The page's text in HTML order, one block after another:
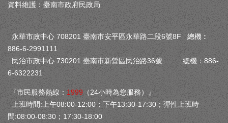
資料維護：臺南市政府民政局
永華市政中心 708201 臺南市安平區永華路二段6號8F 總機︰
886-6-2991111
民治市政中心 730201 臺南市新營區民治路36號 總機：886-
6-6322231
『市民服務熱線： 1999 （24小時為您服務）』
上班時間:上午08:00-12:00；下午13:30-17:30；彈性上班時
間:08:00-08:30；17:30-18:00